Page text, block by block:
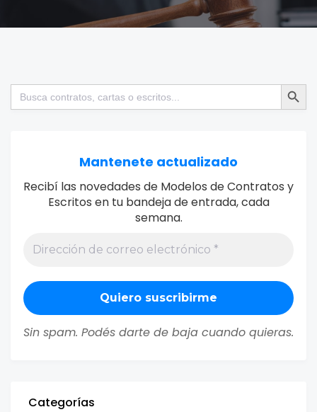
Buscar: Botón de
Mantenete actualizado
Recibí las novedades de Modelos de Contratos y
Escritos en tu bandeja de entrada, cada
semana.
Sin spam. Podés darte de baja cuando quieras.
Categorías